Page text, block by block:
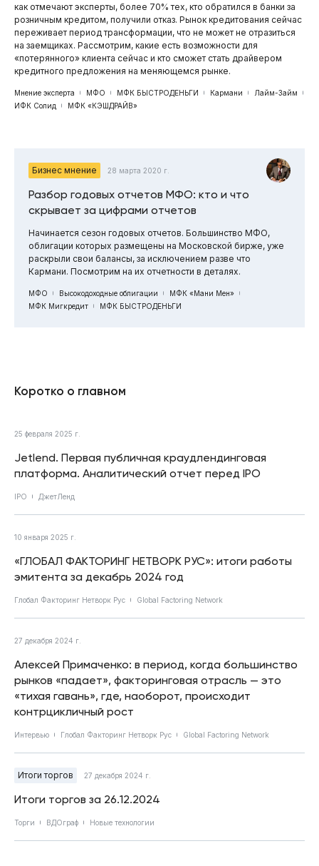
как отмечают эксперты, более 70% тех, кто обратился в банки за
розничным кредитом, получили отказ. Рынок кредитования сейчас
переживает период трансформации, что не может не отразиться
на заемщиках. Рассмотрим, какие есть возможности для
«потерянного» клиента сейчас и кто сможет стать драйвером
кредитного предложения на меняющемся рынке.
Мнение эксперта МФО МФК БЫСТРОДЕНЬГИ Кармани
Лайм-Займ
ИФК Солид
МФК «КЭШДРАЙВ»
Бизнес мнение 28 марта 2020 г.
Разбор годовых отчетов МФО: кто и что
скрывает за цифрами отчетов
Начинается сезон годовых отчетов. Большинство МФО,
облигации которых размещены на Московской бирже, уже
раскрыли свои балансы, за исключением разве что
Кармани. Посмотрим на их отчетности в деталях.
МФО Высокодоходные облигации
МФК «Мани Мен»
МФК Мигкредит
МФК БЫСТРОДЕНЬГИ
Коротко о главном
25 февраля 2025 г.
Jetlend. Первая публичная краудлендинговая
платформа. Аналитический отчет перед IPO
IPO ДжетЛенд
10 января 2025 г.
«ГЛОБАЛ ФАКТОРИНГ НЕТВОРК РУС»: итоги работы
эмитента за декабрь 2024 год
Глобал Факторинг Нетворк Рус Global Factoring Network
27 декабря 2024 г.
Алексей Примаченко: в период, когда большинство
рынков «падает», факторинговая отрасль — это
«тихая гавань», где, наоборот, происходит
контрцикличный рост
Интервью Глобал Факторинг Нетворк Рус Global Factoring Network
Итоги торгов 27 декабря 2024 г.
Итоги торгов за 26.12.2024
Торги ВДОграф Новые технологии